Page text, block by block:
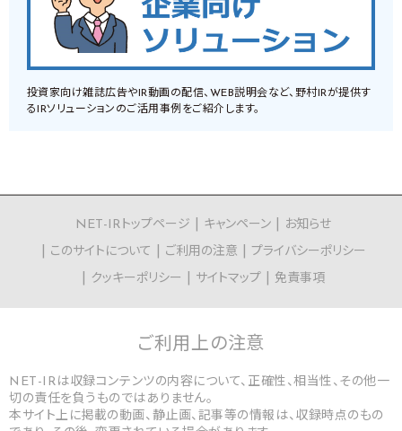
投資家向け雑誌広告やIR動画の配信、WEB説明会など、野村IRが提供す
るIRソリューションのご活用事例をご紹介します。
NET-IRトップページ キャンペーン
お知らせ
このサイトについて
ご利用の注意
プライバシーポリシー
クッキーポリシー
サイトマップ 免責事項
ご利用上の注意
NET-IRは収録コンテンツの内容について、正確性、相当性、その他一
切の責任を負うものではありません。
本サイト上に掲載の動画、静止画、記事等の情報は、収録時点のもの